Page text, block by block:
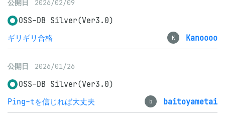
公開日 2026/02/09
OSS-DB Silver(Ver3.0)
ギリギリ合格
K Kanoooo
公開日 2026/01/26
OSS-DB Silver(Ver3.0)
Ping-tを信じれば大丈夫
b baitoyametai